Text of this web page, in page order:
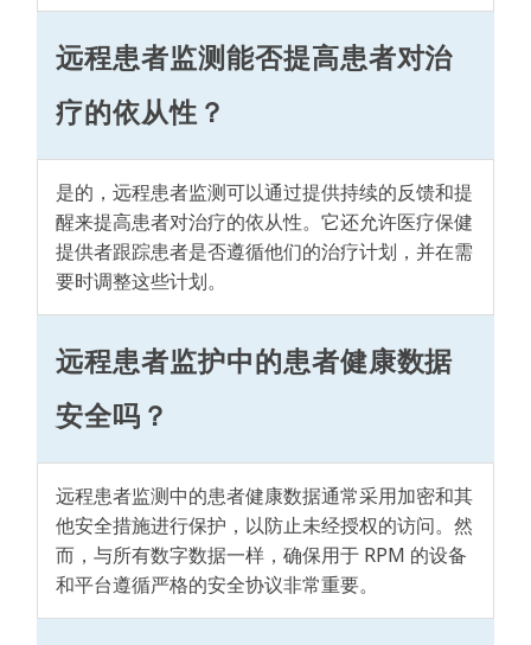
远程患者监测能否提高患者对治
疗的依从性？
是的，远程患者监测可以通过提供持续的反馈和提
醒来提高患者对治疗的依从性。它还允许医疗保健
提供者跟踪患者是否遵循他们的治疗计划，并在需
要时调整这些计划。
远程患者监护中的患者健康数据
安全吗？
远程患者监测中的患者健康数据通常采用加密和其
他安全措施进行保护，以防止未经授权的访问。然
而，与所有数字数据一样，确保用于 RPM 的设备
和平台遵循严格的安全协议非常重要。